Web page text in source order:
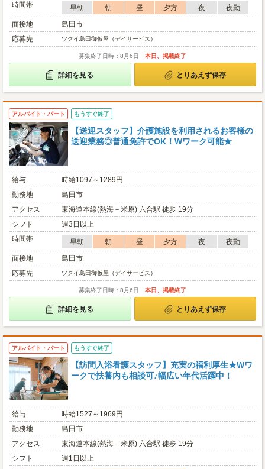
時間帯
早朝 朝 昼 夕方 夜
夜勤
面接地
島田市
応募先
ツクイ島田御仮屋（デイサービス）
募集終了日時：8月6日 本日、掲載終了
詳細を見る とりあえず保存
アルバイト・パート もうすぐ終了
【送迎スタッフ】介護施設を利用されるお客様の
送迎業務◎普通免許でOK！Wワーク可能★
給与
時給1097～1289円
勤務地
島田市
アクセス
東海道本線(熱海－米原) 六合駅 徒歩 19分
シフト
週3日以上
時間帯
早朝 朝 昼 夕方 夜
夜勤
面接地
島田市
応募先
ツクイ島田御仮屋（デイサービス）
募集終了日時：8月6日 本日、掲載終了
詳細を見る とりあえず保存
アルバイト・パート もうすぐ終了
【訪問入浴看護スタッフ】充実の福利厚生★Wワ
ークで扶養内も相談可♪幅広い年代活躍中！
給与
時給1527～1969円
勤務地
島田市
アクセス
東海道本線(熱海－米原) 六合駅 徒歩 19分
シフト
週1日以上